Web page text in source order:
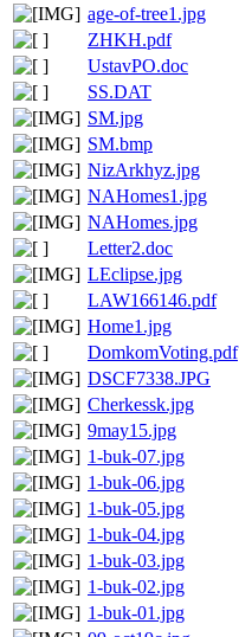
age-of-tree1.jpg
ZHKH.pdf
UstavPO.doc
SS.DAT
SM.jpg
SM.bmp
NizArkhyz.jpg
NAHomes1.jpg
NAHomes.jpg
Letter2.doc
LEclipse.jpg
LAW166146.pdf
Home1.jpg
DomkomVoting.pdf
DSCF7338.JPG
Cherkessk.jpg
9may15.jpg
1-buk-07.jpg
1-buk-06.jpg
1-buk-05.jpg
1-buk-04.jpg
1-buk-03.jpg
1-buk-02.jpg
1-buk-01.jpg